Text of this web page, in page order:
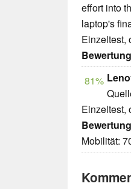
effort into
laptop's
Einzeltest,
81%
Einzeltest,
Mobilität: